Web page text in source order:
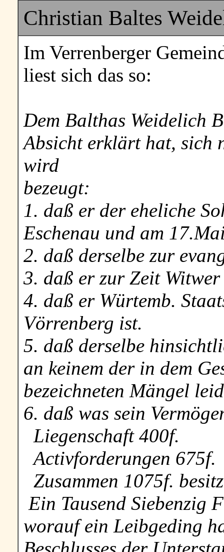
Christian Baltes
Im Verrenberger
liest sich das so:
Dem Balthas Weidelich
Absicht erklärt hat, sich
wird
bezeugt:
1. daß er der eheliche
Eschenau und am
2. daß derselbe zur
3. daß er zur Zeit
4. daß er Würtemb.
Vörrenberg ist.
5. daß derselbe
an keinem der in dem
bezeichneten Mängel
6. daß was sein
Liegenschaft 400f.
Activforderungen 675f.
Zusammen 1075f.
Ein Tausend Siebenzig
worauf ein Leibgeding